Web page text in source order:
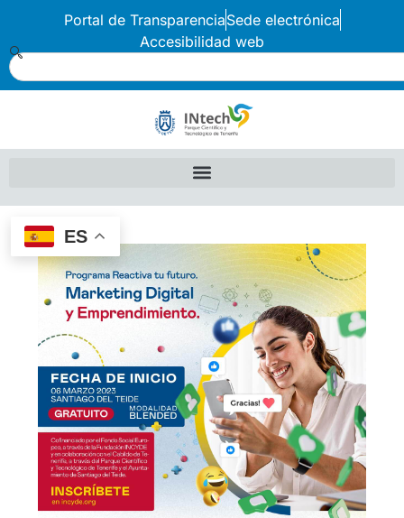
Portal de TransparenciaSede electrónica
Accesibilidad web
ES